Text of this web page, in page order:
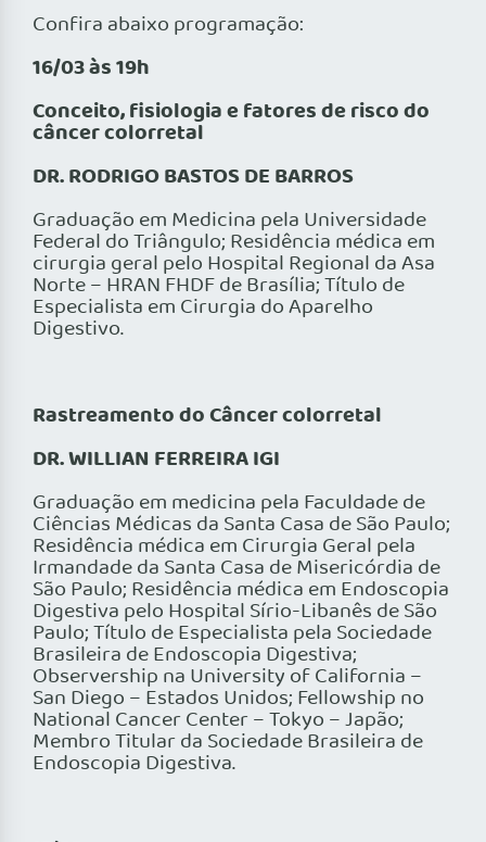
Confira abaixo programação:
16/03 às 19h
Conceito, fisiologia e fatores de risco do
câncer colorretal
DR. RODRIGO BASTOS DE BARROS
Graduação em Medicina pela Universidade
Federal do Triângulo; Residência médica em
cirurgia geral pelo Hospital Regional da Asa
Norte – HRAN FHDF de Brasília; Título de
Especialista em Cirurgia do Aparelho
Digestivo.
Rastreamento do Câncer colorretal
DR. WILLIAN FERREIRA IGI
Graduação em medicina pela Faculdade de
Ciências Médicas da Santa Casa de São Paulo;
Residência médica em Cirurgia Geral pela
Irmandade da Santa Casa de Misericórdia de
São Paulo; Residência médica em Endoscopia
Digestiva pelo Hospital Sírio-Libanês de São
Paulo; Título de Especialista pela Sociedade
Brasileira de Endoscopia Digestiva;
Observership na University of California –
San Diego – Estados Unidos; Fellowship no
National Cancer Center – Tokyo – Japão;
Membro Titular da Sociedade Brasileira de
Endoscopia Digestiva.